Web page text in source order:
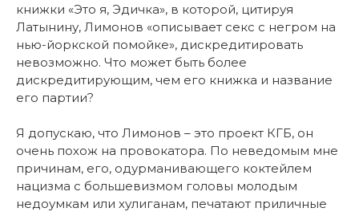
книжки «Это я, Эдичка», в которой, цитируя
Латынину, Лимонов «описывает секс с негром на
нью-йоркской помойке», дискредитировать
невозможно. Что может быть более
дискредитирующим, чем его книжка и название
его партии?
Я допускаю, что Лимонов – это проект КГБ, он
очень похож на провокатора. По неведомым мне
причинам, его, одурманивающего коктейлем
нацизма с большевизмом головы молодым
недоумкам или хулиганам, печатают приличные